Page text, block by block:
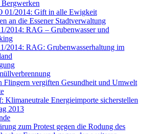
01/2014: Gift in alle Ewigkeit
an die Essener Stadtverwaltung
2014: RAG – Grubenwasser und
2014: RAG: Grubenwasserhaltung im
Flingern vergiften Gesundheit und Umwelt
Klimaneutrale Energieimporte sicherstellen
2013
zum Protest gegen die Rodung des